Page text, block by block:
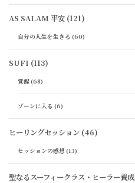
AS SALAM 平安 (121)
自分の人生を生きる (60)
SUFI (113)
覚醒(68)
ゾーンに入る (6)
ヒーリングセッション (46)
セッションの感想 (13)
聖なるスーフィークラス・ヒーラー養成